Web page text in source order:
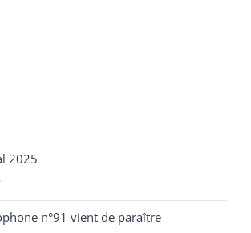
2025
n°91 vient de paraître